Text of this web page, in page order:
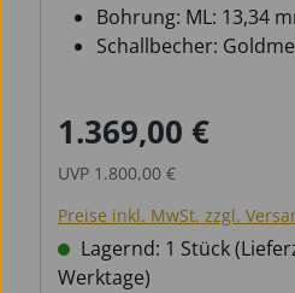
Bohrung: ML: 13,34
Schallbecher:
Verkaufspreis:
1.369,00 €
UVP 1.800,00 €
Preise inkl. MwSt. zzgl.
Lagernd: 1 Stück
Werktage)